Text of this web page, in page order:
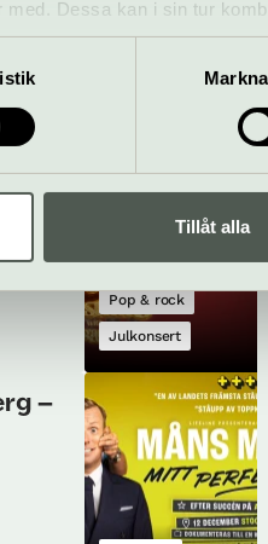
Dessa kan i sin tur
samlat in när du har använt
Tillåt alla
Pop & rock
Julkonsert
–